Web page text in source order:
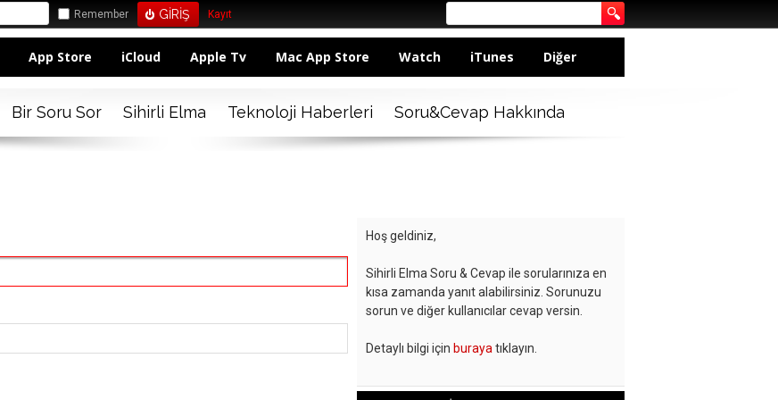
Remember Kayıt
App Store iCloud Apple Tv Mac App Store Watch iTunes Diğer
Bir Soru Sor Sihirli Elma Teknoloji Haberleri Soru&Cevap Hakkında
Hoş geldiniz,
Sihirli Elma Soru & Cevap ile sorularınıza en
kısa zamanda yanıt alabilirsiniz. Sorunuzu
sorun ve diğer kullanıcılar cevap versin.
Detaylı bilgi için buraya tıklayın.